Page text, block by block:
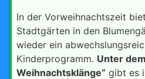
In der Vorweihnachtszeit
Stadtgärten in den
wieder ein
Kinderprogramm. Unter
Weihnachtsklänge“ gibt es